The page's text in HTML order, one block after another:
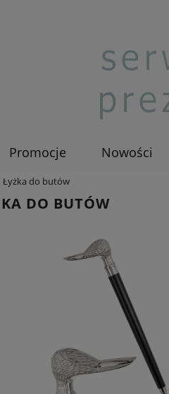
Promocje Nowości
Łyżka do butów
DO BUTÓW